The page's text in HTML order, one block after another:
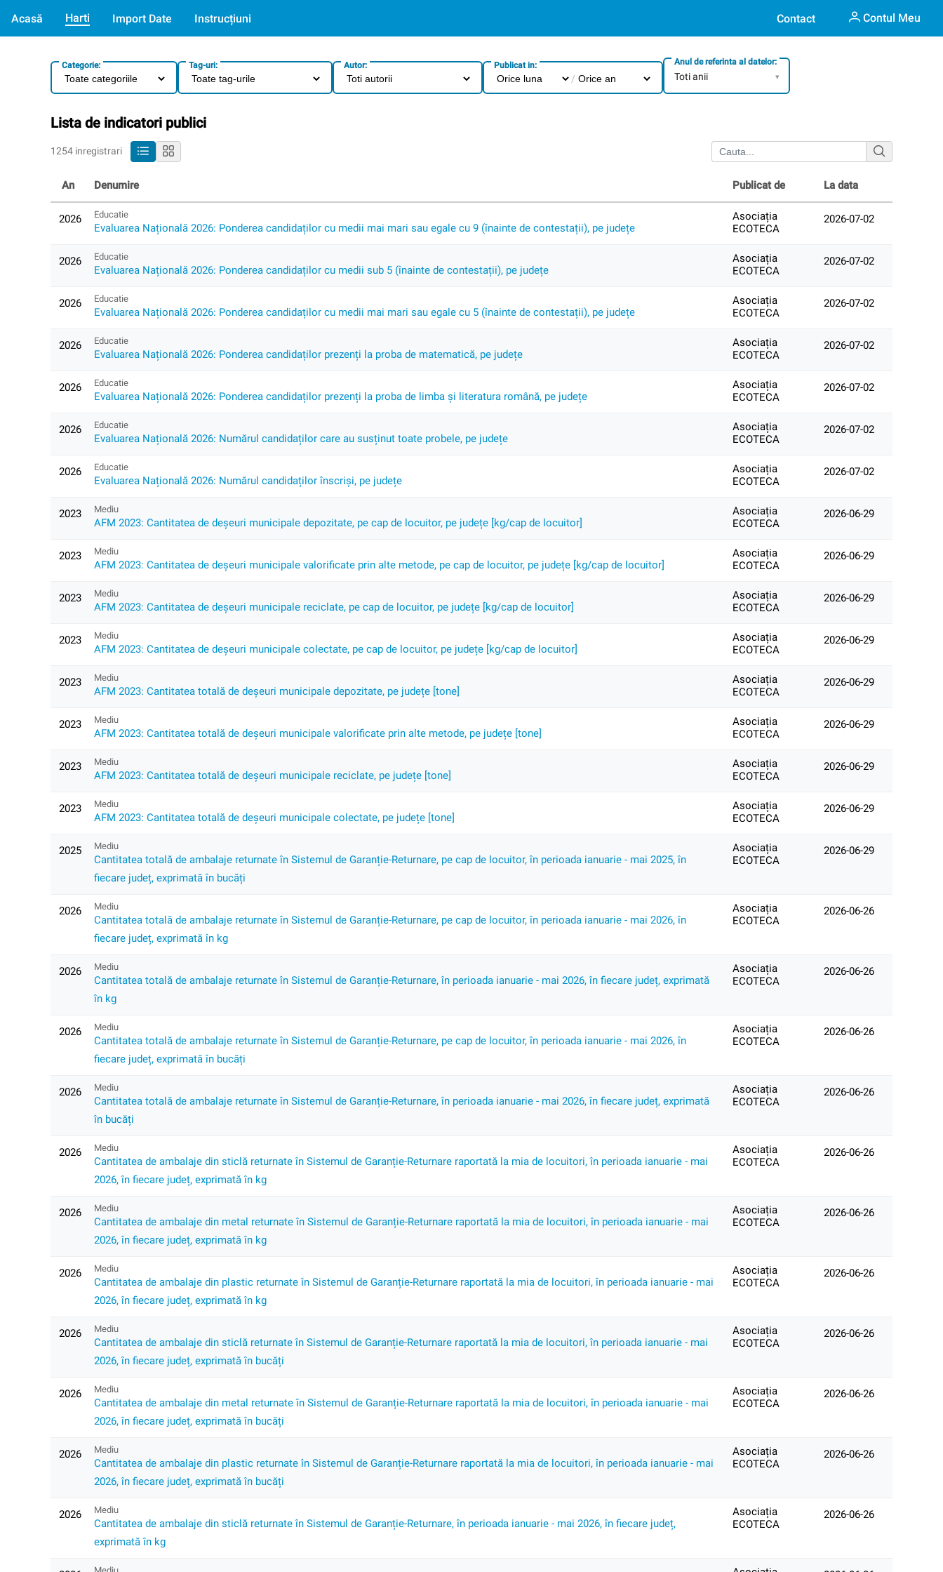
Acasă Harti Import Date Instrucțiuni Contact Contul Meu
Categorie: Tag-uri: Autor: Publicat in:
/
Anul de referinta al datelor:
Toti anii ▾
Lista de indicatori publici
1254 inregistrari
An Denumire Publicat de La data
2026 Educatie
Evaluarea Națională 2026: Ponderea candidaților cu medii mai mari sau egale cu 9 (înainte de contestații), pe județe
Asociația
ECOTECA
2026-07-02
2026 Educatie
Evaluarea Națională 2026: Ponderea candidaților cu medii sub 5 (înainte de contestații), pe județe
Asociația
ECOTECA
2026-07-02
2026 Educatie
Evaluarea Națională 2026: Ponderea candidaților cu medii mai mari sau egale cu 5 (înainte de contestații), pe județe
Asociația
ECOTECA
2026-07-02
2026 Educatie
Evaluarea Națională 2026: Ponderea candidaților prezenți la proba de matematică, pe județe
Asociația
ECOTECA
2026-07-02
2026 Educatie
Evaluarea Națională 2026: Ponderea candidaților prezenți la proba de limba și literatura română, pe județe
Asociația
ECOTECA
2026-07-02
2026 Educatie
Evaluarea Națională 2026: Numărul candidaților care au susținut toate probele, pe județe
Asociația
ECOTECA
2026-07-02
2026 Educatie
Evaluarea Națională 2026: Numărul candidaților înscriși, pe județe
Asociația
ECOTECA
2026-07-02
2023 Mediu
AFM 2023: Cantitatea de deșeuri municipale depozitate, pe cap de locuitor, pe județe [kg/cap de locuitor]
Asociația
ECOTECA
2026-06-29
2023 Mediu
AFM 2023: Cantitatea de deșeuri municipale valorificate prin alte metode, pe cap de locuitor, pe județe [kg/cap de locuitor]
Asociația
ECOTECA
2026-06-29
2023 Mediu
AFM 2023: Cantitatea de deșeuri municipale reciclate, pe cap de locuitor, pe județe [kg/cap de locuitor]
Asociația
ECOTECA
2026-06-29
2023 Mediu
AFM 2023: Cantitatea de deșeuri municipale colectate, pe cap de locuitor, pe județe [kg/cap de locuitor]
Asociația
ECOTECA
2026-06-29
2023 Mediu
AFM 2023: Cantitatea totală de deșeuri municipale depozitate, pe județe [tone]
Asociația
ECOTECA
2026-06-29
2023 Mediu
AFM 2023: Cantitatea totală de deșeuri municipale valorificate prin alte metode, pe județe [tone]
Asociația
ECOTECA
2026-06-29
2023 Mediu
AFM 2023: Cantitatea totală de deșeuri municipale reciclate, pe județe [tone]
Asociația
ECOTECA
2026-06-29
2023 Mediu
AFM 2023: Cantitatea totală de deșeuri municipale colectate, pe județe [tone]
Asociația
ECOTECA
2026-06-29
2025 Mediu
Cantitatea totală de ambalaje returnate în Sistemul de Garanție-Returnare, pe cap de locuitor, în perioada ianuarie - mai 2025, în
fiecare județ, exprimată în bucăți
Asociația
ECOTECA
2026-06-29
2026 Mediu
Cantitatea totală de ambalaje returnate în Sistemul de Garanție-Returnare, pe cap de locuitor, în perioada ianuarie - mai 2026, în
fiecare județ, exprimată în kg
Asociația
ECOTECA
2026-06-26
2026 Mediu
Cantitatea totală de ambalaje returnate în Sistemul de Garanție-Returnare, în perioada ianuarie - mai 2026, în fiecare județ, exprimată
în kg
Asociația
ECOTECA
2026-06-26
2026 Mediu
Cantitatea totală de ambalaje returnate în Sistemul de Garanție-Returnare, pe cap de locuitor, în perioada ianuarie - mai 2026, în
fiecare județ, exprimată în bucăți
Asociația
ECOTECA
2026-06-26
2026 Mediu
Cantitatea totală de ambalaje returnate în Sistemul de Garanție-Returnare, în perioada ianuarie - mai 2026, în fiecare județ, exprimată
în bucăți
Asociația
ECOTECA
2026-06-26
2026 Mediu
Cantitatea de ambalaje din sticlă returnate în Sistemul de Garanție-Returnare raportată la mia de locuitori, în perioada ianuarie - mai
2026, în fiecare județ, exprimată în kg
Asociația
ECOTECA
2026-06-26
2026 Mediu
Cantitatea de ambalaje din metal returnate în Sistemul de Garanție-Returnare raportată la mia de locuitori, în perioada ianuarie - mai
2026, în fiecare județ, exprimată în kg
Asociația
ECOTECA
2026-06-26
2026 Mediu
Cantitatea de ambalaje din plastic returnate în Sistemul de Garanție-Returnare raportată la mia de locuitori, în perioada ianuarie - mai
2026, în fiecare județ, exprimată în kg
Asociația
ECOTECA
2026-06-26
2026 Mediu
Cantitatea de ambalaje din sticlă returnate în Sistemul de Garanție-Returnare raportată la mia de locuitori, în perioada ianuarie - mai
2026, în fiecare județ, exprimată în bucăți
Asociația
ECOTECA
2026-06-26
2026 Mediu
Cantitatea de ambalaje din metal returnate în Sistemul de Garanție-Returnare raportată la mia de locuitori, în perioada ianuarie - mai
2026, în fiecare județ, exprimată în bucăți
Asociația
ECOTECA
2026-06-26
2026 Mediu
Cantitatea de ambalaje din plastic returnate în Sistemul de Garanție-Returnare raportată la mia de locuitori, în perioada ianuarie - mai
2026, în fiecare județ, exprimată în bucăți
Asociația
ECOTECA
2026-06-26
2026 Mediu
Cantitatea de ambalaje din sticlă returnate în Sistemul de Garanție-Returnare, în perioada ianuarie - mai 2026, în fiecare județ,
exprimată în kg
Asociația
ECOTECA
2026-06-26